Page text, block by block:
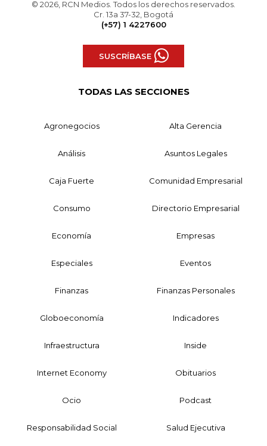
© 2026, RCN Medios. Todos los derechos reservados.
Cr. 13a 37-32, Bogotá
(+57) 1 4227600
SUSCRÍBASE
TODAS LAS SECCIONES
Agronegocios Alta Gerencia
Análisis Asuntos Legales
Caja Fuerte Comunidad Empresarial
Consumo Directorio Empresarial
Economía Empresas
Especiales Eventos
Finanzas Finanzas Personales
Globoeconomía Indicadores
Infraestructura Inside
Internet Economy Obituarios
Ocio Podcast
Responsabilidad Social Salud Ejecutiva